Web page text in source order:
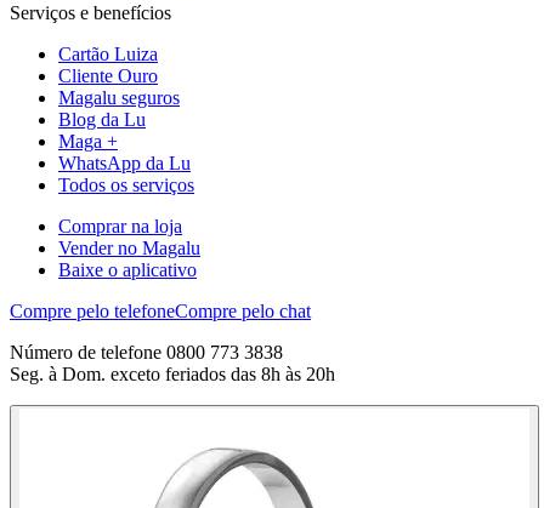
Serviços e benefícios
Cartão Luiza
Cliente Ouro
Magalu seguros
Blog da Lu
Maga +
WhatsApp da Lu
Todos os serviços
Comprar na loja
Vender no Magalu
Baixe o aplicativo
Compre pelo telefoneCompre pelo chat
Número de telefone 0800 773 3838
Seg. à Dom. exceto feriados das 8h às 20h